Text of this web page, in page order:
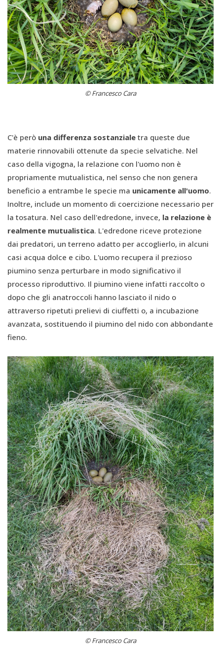
© Francesco Cara
C'è però una differenza sostanziale tra queste due
materie rinnovabili ottenute da specie selvatiche. Nel
caso della vigogna, la relazione con l'uomo non è
propriamente mutualistica, nel senso che non genera
beneficio a entrambe le specie ma unicamente all'uomo.
Inoltre, include un momento di coercizione necessario per
la tosatura. Nel caso dell'edredone, invece, la relazione è
realmente mutualistica. L'edredone riceve protezione
dai predatori, un terreno adatto per accoglierlo, in alcuni
casi acqua dolce e cibo. L'uomo recupera il prezioso
piumino senza perturbare in modo significativo il
processo riproduttivo. Il piumino viene infatti raccolto o
dopo che gli anatroccoli hanno lasciato il nido o
attraverso ripetuti prelievi di ciuffetti o, a incubazione
avanzata, sostituendo il piumino del nido con abbondante
fieno.
© Francesco Cara